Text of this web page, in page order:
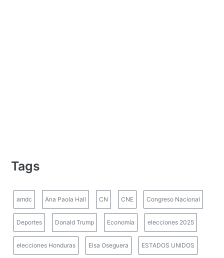
Tags
amdc Ana Paola Hall CN CNE Congreso Nacional
Deportes Donald Trump Economía elecciones 2025
elecciones Honduras Elsa Oseguera ESTADOS UNIDOS